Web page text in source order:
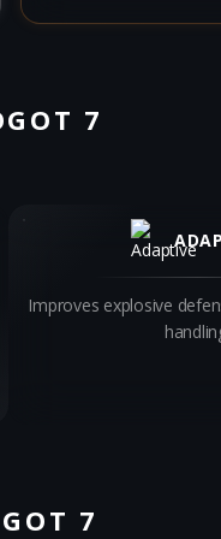
7
Improves explosive
7